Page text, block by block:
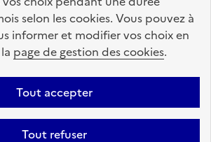
selon les cookies. Vous pouvez à
informer et modifier vos choix en
page de gestion des cookies.
Tout accepter
Tout refuser
La Caisse des Dépôts
accompagne les parcours
de vie
: totalement conforme Mentions légales
CGU Politique des cookies